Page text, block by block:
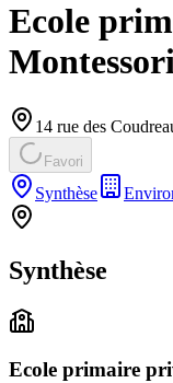
Ecole
14 rue des
Favori
Synthèse
Synthèse
Ecole primaire